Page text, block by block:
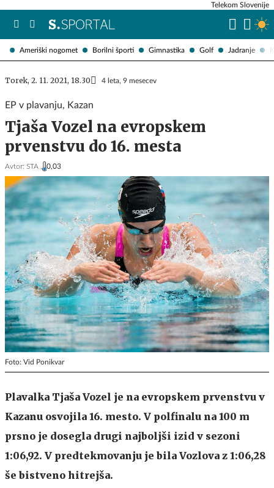
Ameriški nogomet Borilni športi Gimnastika Golf Jadranje
Telekom Slovenije
Torek, 2. 11. 2021, 18.30 4 leta, 9 mesecev
EP v plavanju, Kazan
Tjaša Vozel na evropskem
prvenstvu do 16. mesta
Avtor: STA , 0,03
Foto: Vid Ponikvar
Plavalka Tjaša Vozel je na evropskem prvenstvu v
Kazanu osvojila 16. mesto. V polfinalu na 100 m
prsno je dosegla drugi najboljši izid v sezoni
1:06,92. V predtekmovanju je bila Vozlova z 1:06,28
še bistveno hitrejša.